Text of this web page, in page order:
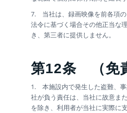
7. 当社は、録画映像を前各項の
法令に基づく場合その他正当な
き、第三者に提供しません。
第12条 （免
1. 本施設内で発生した盗難、
社が負う責任は、当社に故意ま
を除き、利用者が当社に実際に